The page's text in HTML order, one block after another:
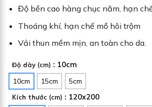
Độ bền cao hàng chục năm, hạn
Thoáng khí, hạn chế mồ hôi trộm
Vải thun mềm mịn, an toàn cho da.
Độ dày (cm) : 10cm
10cm
15cm 5cm
Kích thước (cm) : 120x200